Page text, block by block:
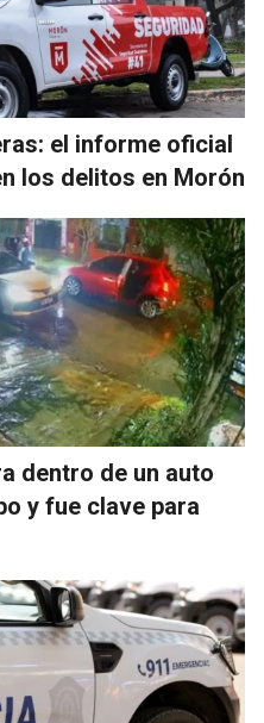
el informe oficial
los delitos en Morón
dentro de un auto
y fue clave para